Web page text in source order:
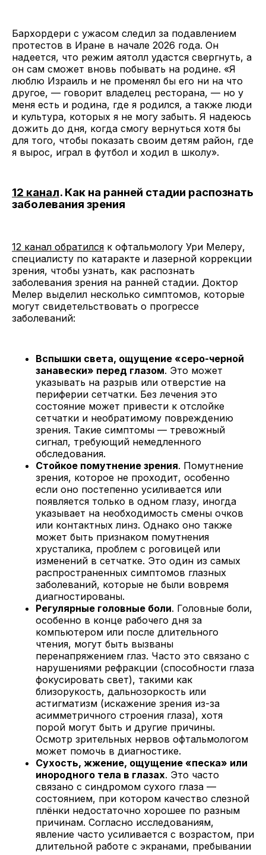
Бархордери с ужасом следил за подавлением
протестов в Иране в начале 2026 года. Он
надеется, что режим аятолл удастся свергнуть, а
он сам сможет вновь побывать на родине. «Я
люблю Израиль и не променял бы его ни на что
другое, — говорит владелец ресторана, — но у
меня есть и родина, где я родился, а также люди
и культура, которых я не могу забыть. Я надеюсь
дожить до дня, когда смогу вернуться хотя бы
для того, чтобы показать своим детям район, где
я вырос, играл в футбол и ходил в школу».
12 канал. Как на ранней стадии распознать
заболевания зрения
12 канал обратился к офтальмологу Ури Мелеру,
специалисту по катаракте и лазерной коррекции
зрения, чтобы узнать, как распознать
заболевания зрения на ранней стадии. Доктор
Мелер выделил несколько симптомов, которые
могут свидетельствовать о прогрессе
заболеваний:
Вспышки света, ощущение «серо-черной
занавески» перед глазом. Это может
указывать на разрыв или отверстие на
периферии сетчатки. Без лечения это
состояние может привести к отслойке
сетчатки и необратимому повреждению
зрения. Такие симптомы — тревожный
сигнал, требующий немедленного
обследования.
Стойкое помутнение зрения. Помутнение
зрения, которое не проходит, особенно
если оно постепенно усиливается или
появляется только в одном глазу, иногда
указывает на необходимость смены очков
или контактных линз. Однако оно также
может быть признаком помутнения
хрусталика, проблем с роговицей или
изменений в сетчатке. Это один из самых
распространенных симптомов глазных
заболеваний, которые не были вовремя
диагностированы.
Регулярные головные боли. Головные боли,
особенно в конце рабочего дня за
компьютером или после длительного
чтения, могут быть вызваны
перенапряжением глаз. Часто это связано с
нарушениями рефракции (способности глаза
фокусировать свет), такими как
близорукость, дальнозоркость или
астигматизм (искажение зрения из-за
асимметричного строения глаза), хотя
порой могут быть и другие причины.
Осмотр зрительных нервов офтальмологом
может помочь в диагностике.
Сухость, жжение, ощущение «песка» или
инородного тела в глазах. Это часто
связано с синдромом сухого глаза —
состоянием, при котором качество слезной
плёнки недостаточно хорошее по разным
причинам. Согласно исследованиям,
явление часто усиливается с возрастом, при
длительной работе с экранами, пребывании